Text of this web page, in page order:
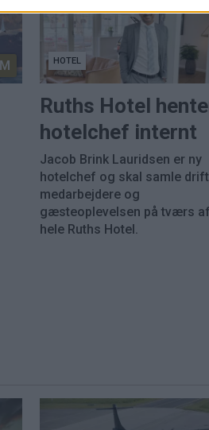
HOTEL
Ruths Hotel
hotelchef internt
Jacob Brink Lauridsen er ny
hotelchef og skal samle
medarbejdere og
gæsteoplevelsen på tværs af
hele Ruths Hotel.